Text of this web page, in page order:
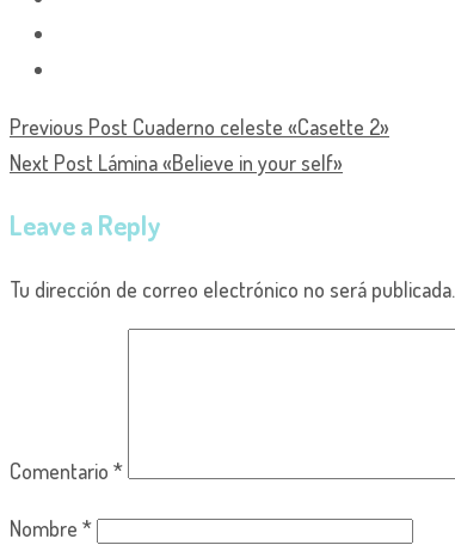
Previous Post Cuaderno celeste «Casette 2»
Next Post Lámina «Believe in your self»
Leave a Reply
Tu dirección de correo electrónico no será publicada.
Comentario *
Nombre *